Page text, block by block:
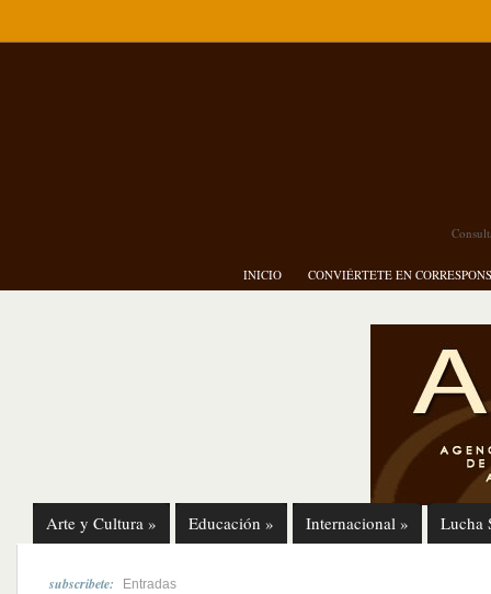
INICIO CONVIÉRTETE EN
Arte y Cultura » Educación » Internacional » Lucha
subscribete: Entradas